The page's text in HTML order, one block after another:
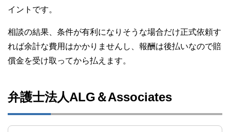
イントです。
相談の結果、条件が有利になりそうな場合だけ正式依頼す
れば余計な費用はかかりませんし、報酬は後払いなので賠
償金を受け取ってから払えます。
弁護士法人ALG＆Associates